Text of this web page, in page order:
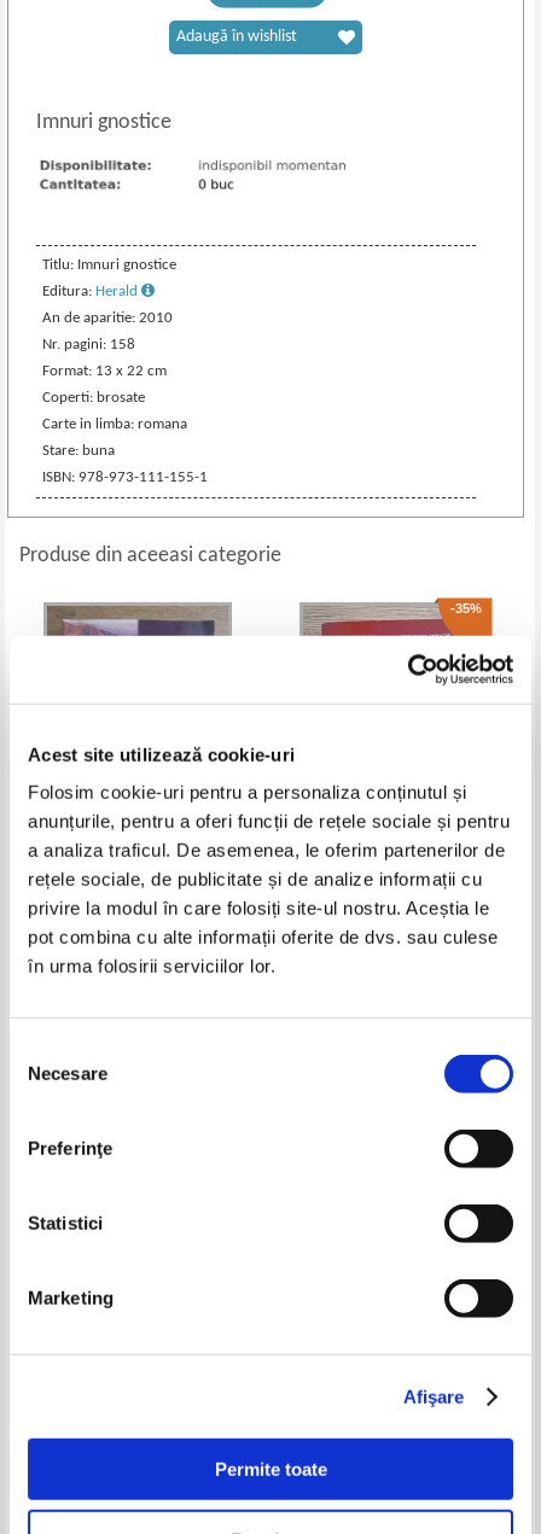
Acest site utilizează cookie-uri
Folosim cookie-uri pentru a personaliza conținutul și
anunțurile, pentru a oferi funcții de rețele sociale și pentru
a analiza traficul. De asemenea, le oferim partenerilor de
rețele sociale, de publicitate și de analize informații cu
privire la modul în care folosiți site-ul nostru. Aceștia le
pot combina cu alte informații oferite de dvs. sau culese
în urma folosirii serviciilor lor.
consimțământului
Necesare
Preferinţe
Statistici
Marketing
Afişare
Permite toate
Imnuri gnostice
Titlu: Imnuri gnostice
Editura: Herald
An de aparitie: 2010
Nr. pagini: 158
Format: 13 x 22 cm
Coperti: brosate
Carte in limba: romana
Stare: buna
ISBN: 978-973-111-155-1
Adaugă în wishlist
Produse din aceeasi categorie
Pret:36,00 Lei
Adaugă în coș
-35%
Gherghe - Ghenuta Coman. O
viata dedicata arheologiei
Pret:60,00Lei 39,00 Lei
Adaugă în coș
de una ilusion
Stanislav Menchikov -
Capitalisme communisme et
Lei